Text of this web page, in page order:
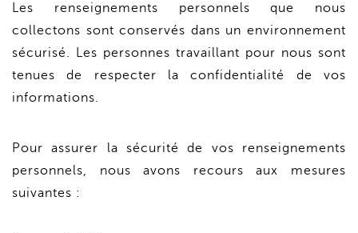
Les renseignements personnels que nous
collectons sont conservés dans un environnement
sécurisé. Les personnes travaillant pour nous sont
tenues de respecter la confidentialité de vos
informations.
Pour assurer la sécurité de vos renseignements
personnels, nous avons recours aux mesures
suivantes :